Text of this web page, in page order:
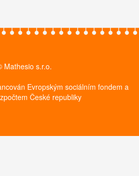
Mathesio s.r.o.
Evropským sociálním fondem a
České republiky